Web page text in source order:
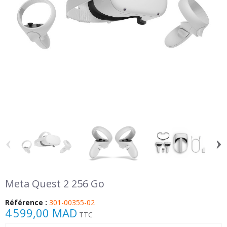
‹ ›
Meta Quest 2 256 Go
Référence : 301-00355-02
4 599,00 MAD TTC